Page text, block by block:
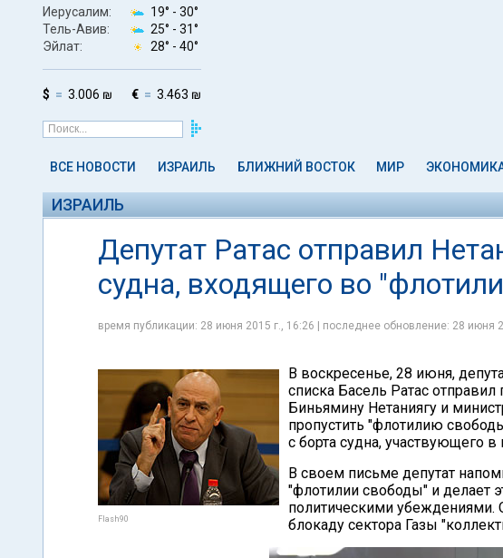
Иерусалим: 19° - 30°
Тель-Авив:
25° - 31°
Эйлат:
28° - 40°
$ 3.006 ₪ € 3.463 ₪
ВСЕ НОВОСТИ ИЗРАИЛЬ БЛИЖНИЙ ВОСТОК МИР
ИЗРАИЛЬ
Депутат Ратас отправил
судна, входящего во
время публикации: 28 июня 2015 г., 16:26 | последнее обновление: 28 июня
Flash90
В воскресенье, 28 июня,
списка Басель Ратас
Биньямину Нетаниягу и
пропустить "флотилию
с борта судна, участвующего
В своем письме депутат
"флотилии свободы" и делает
политическими
блокаду сектора Газы